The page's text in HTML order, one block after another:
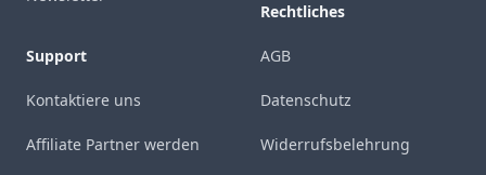
Support
Kontaktiere uns
Affiliate Partner werden
Rechtliches
AGB
Datenschutz
Widerrufsbelehrung